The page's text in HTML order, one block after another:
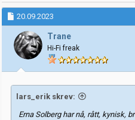
20.09.2023
Trane
Hi-Fi freak
lars_erik skrev:
Erna Solberg har nå, rått, kynisk,